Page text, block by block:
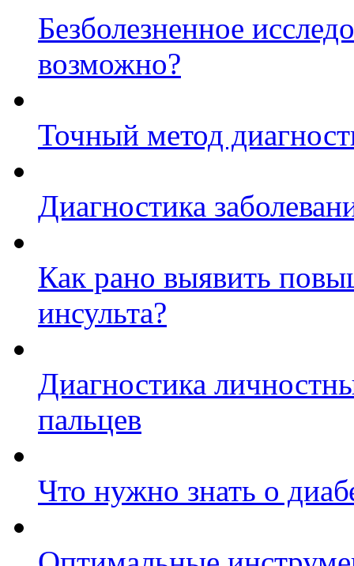
Безболезненное
возможно?
Точный метод
Диагностика
Как рано выявить
инсульта?
Диагностика
пальцев
Что нужно знать о